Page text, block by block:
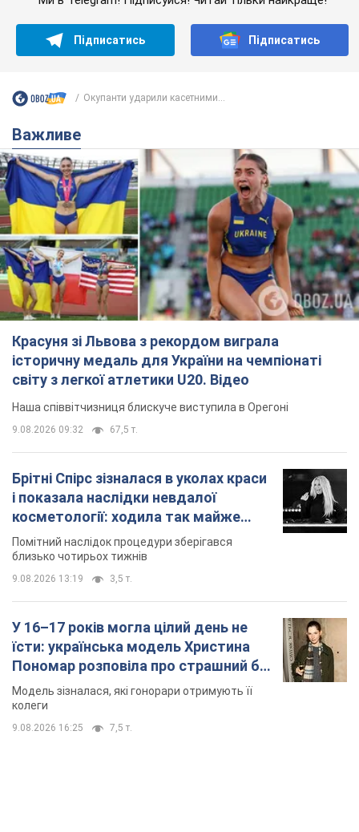
Підписатись Підписатись
Окупанти ударили касетними...
Важливе
Красуня зі Львова з рекордом виграла
історичну медаль для України на чемпіонаті
світу з легкої атлетики U20. Відео
Наша співвітчизниця блискуче виступила в Орегоні
9.08.2026 09:32 67,5 т.
Брітні Спірс зізналася в уколах краси
і показала наслідки невдалої
косметології: ходила так майже
місяць
Помітний наслідок процедури зберігався
близько чотирьох тижнів
9.08.2026 13:19 3,5 т.
У 16–17 років могла цілий день не
їсти: українська модель Христина
Пономар розповіла про страшний бік
модельної кар’єри
Модель зізналася, які гонорари отримують її
колеги
9.08.2026 16:25 7,5 т.